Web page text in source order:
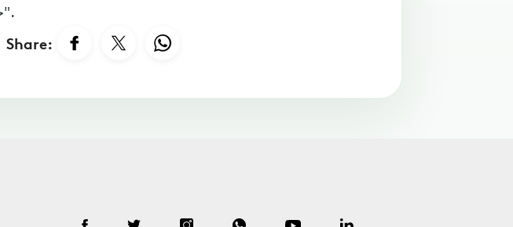
حسناً لنقل إن هناك 2: أنا وميسي".
Share: